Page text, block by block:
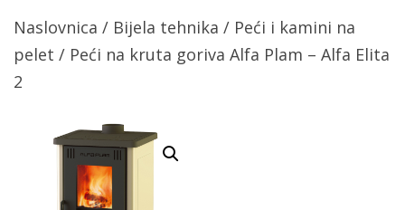
Naslovnica / Bijela tehnika / Peći i kamini na
pelet / Peći na kruta goriva Alfa Plam – Alfa Elita
2